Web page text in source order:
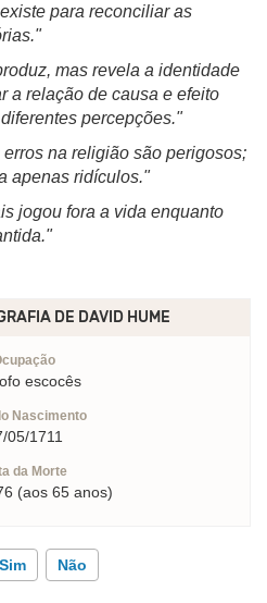
para reconciliar as
mas revela a identidade
a relação de causa e efeito
percepções."
na religião são perigosos;
apenas ridículos."
jogou fora a vida enquanto
DE DAVID HUME
escocês
Nascimento
05/1711
da Morte
(aos 65 anos)
Sim Não